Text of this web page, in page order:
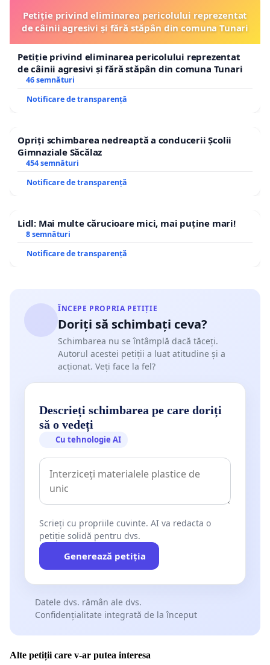
Petiție privind eliminarea pericolului reprezentat
de câinii agresivi și fără stăpân din comuna Tunari
Petiție privind eliminarea pericolului reprezentat
de câinii agresivi și fără stăpân din comuna Tunari
46 semnături
Notificare de transparență
Opriți schimbarea nedreaptă a conducerii Școlii
Gimnaziale Săcălaz
454 semnături
Notificare de transparență
Lidl: Mai multe cărucioare mici, mai puține mari!
8 semnături
Notificare de transparență
ÎNCEPE PROPRIA PETIȚIE
Doriți să schimbați ceva?
Schimbarea nu se întâmplă dacă tăceți.
Autorul acestei petiții a luat atitudine și a
acționat. Veți face la fel?
Descrieți schimbarea pe care doriți
să o vedeți
Cu tehnologie AI
Scrieți cu propriile cuvinte. AI va redacta o
petiție solidă pentru dvs.
Generează petiția
Datele dvs. rămân ale dvs.
Confidențialitate integrată de la început
Alte petiții care v-ar putea interesa